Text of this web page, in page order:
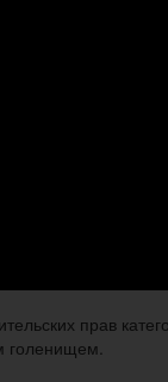
прав
голенищем.